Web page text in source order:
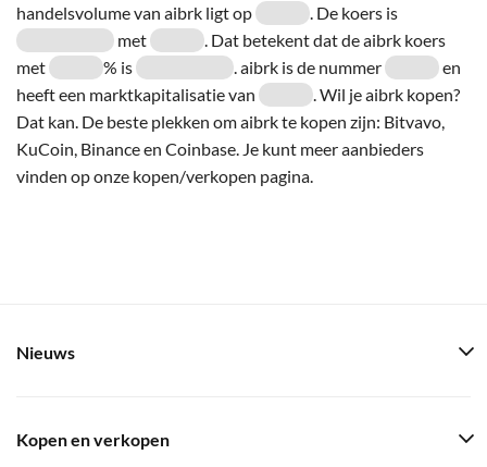
handelsvolume van aibrk ligt op
. De koers is
met
. Dat betekent dat de aibrk koers
met
% is . aibrk is de nummer
en
heeft een marktkapitalisatie van
. Wil je aibrk kopen?
Dat kan. De beste plekken om aibrk te kopen zijn: Bitvavo,
KuCoin, Binance en Coinbase. Je kunt meer aanbieders
vinden op onze kopen/verkopen pagina.
Nieuws
Kopen en verkopen